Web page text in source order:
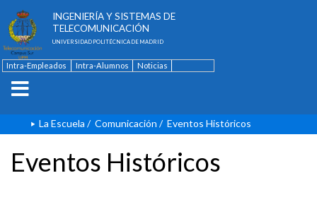
INGENIERÍA Y SISTEMAS DE
TELECOMUNICACIÓN
UNIVERSIDAD POLITÉCNICA DE MADRID
Intra-Empleados Intra-Alumnos
Noticias
La Escuela / Comunicación / Eventos Históricos
Eventos Históricos